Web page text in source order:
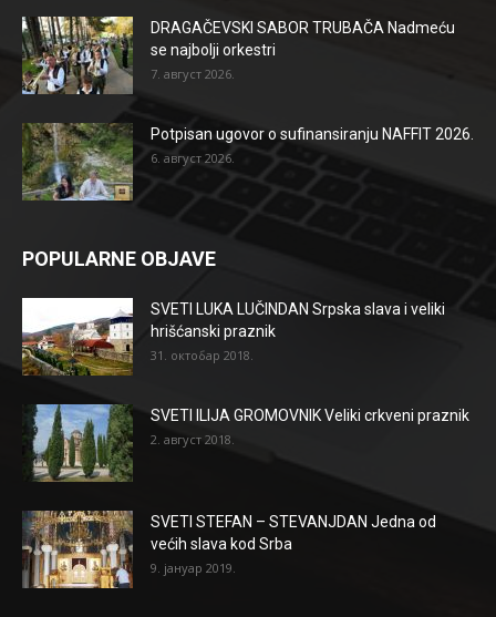
DRAGAČEVSKI SABOR TRUBAČA Nadmeću
se najbolji orkestri
7. август 2026.
Potpisan ugovor o sufinansiranju NAFFIT 2026.
6. август 2026.
POPULARNE OBJAVE
SVETI LUKA LUČINDAN Srpska slava i veliki
hrišćanski praznik
31. октобар 2018.
SVETI ILIJA GROMOVNIK Veliki crkveni praznik
2. август 2018.
SVETI STEFAN – STEVANJDAN Jedna od
većih slava kod Srba
9. јануар 2019.